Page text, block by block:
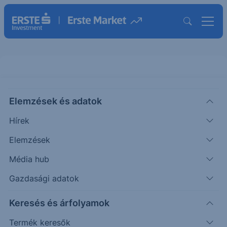
Elemzések és adatok
Hírek
Elemzések
Média hub
Gazdasági adatok
Keresés és árfolyamok
Termék keresők
CACIB Express Note Erste EUR
egyik vezető pénzügyi szolgáltatója bécsi
központtal. A teljes eszközállomány 450 milliárd